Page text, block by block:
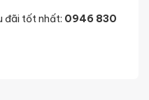
đãi tốt nhất: 0946 830